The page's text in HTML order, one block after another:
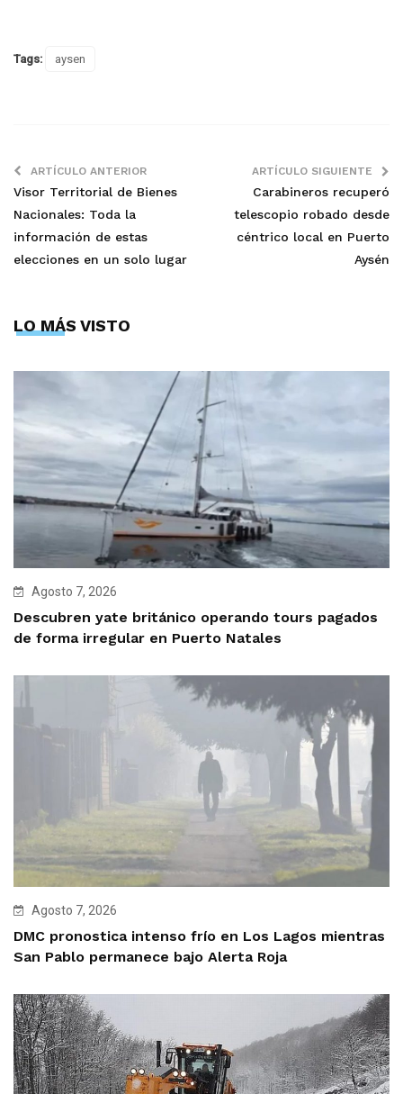
Tags: aysen
ARTÍCULO ANTERIOR
Visor Territorial de Bienes
Nacionales: Toda la
información de estas
elecciones en un solo lugar
ARTÍCULO SIGUIENTE
Carabineros recuperó
telescopio robado desde
céntrico local en Puerto
Aysén
LO MÁS VISTO
Agosto 7, 2026
Descubren yate británico operando tours pagados
de forma irregular en Puerto Natales
Agosto 7, 2026
DMC pronostica intenso frío en Los Lagos mientras
San Pablo permanece bajo Alerta Roja